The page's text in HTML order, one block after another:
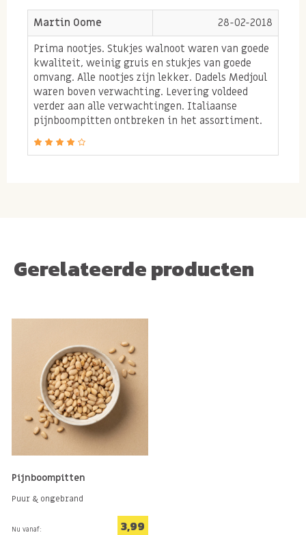
onschadelijk worden gemaakt.
Pijnboompitten gebruiken
Het lekkerste smaken pijnboompitten wanneer je ze
even kort en droog roostert in een pannetje. Strooi
stamppot of maak eens dit heerlijke vers gemaakte
Allergenen:
Martin Oome
28-02-2018
Prima nootjes. Stukjes walnoot waren van goede
kwaliteit, weinig gruis en stukjes van goede
omvang. Alle nootjes zijn lekker. Dadels Medjoul
waren boven verwachting. Levering voldeed
verder aan alle verwachtingen. Italiaanse
pijnboompitten ontbreken in het assortiment.
Gerelateerde producten
Pijnboompitten
Puur & ongebrand
Nu vanaf: 3,99